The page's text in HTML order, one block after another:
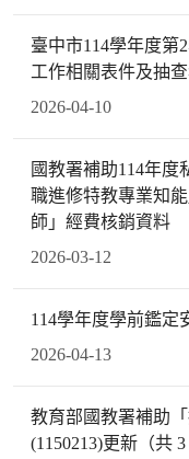
臺中市114學年度第
工作相關表件及抽
2026-04-10
國教署補助114年
職進修特教專業知
師」經費核銷資料
2026-03-12
114學年度學前鑑定
2026-04-13
教育部國教署補助
(1150213)更新（共 3